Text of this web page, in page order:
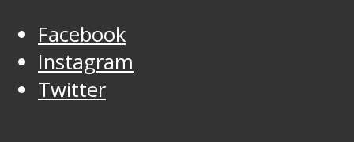
Facebook
Instagram
Twitter